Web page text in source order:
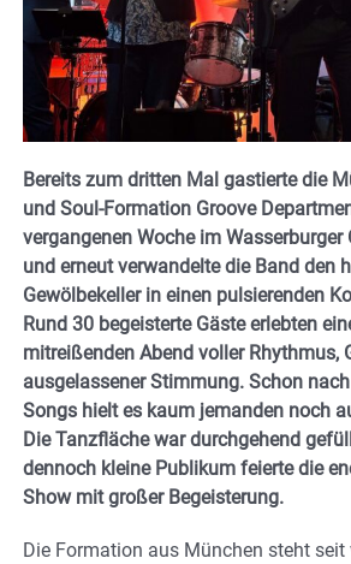
Bereits zum dritten Mal gastierte die
und Soul-Formation Groove
vergangenen Woche im Wasserburger
und erneut verwandelte die Band den
Gewölbekeller in einen pulsierenden
Rund 30 begeisterte Gäste erlebten
mitreißenden Abend voller Rhythmus,
ausgelassener Stimmung. Schon
Songs hielt es kaum jemanden noch
Die Tanzfläche war durchgehend
dennoch kleine Publikum feierte die
Show mit großer Begeisterung.
Die Formation aus München steht seit